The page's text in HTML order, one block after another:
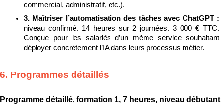
commercial, administratif, etc.).
niveau confirmé. 14 heures sur 2 journées. 3 000 € TTC.
Conçue pour les salariés d’un même service souhaitant
déployer concrètement l’IA dans leurs processus métier.
6. Programmes détaillés
Programme détaillé, formation 1, 7 heures, niveau débutant